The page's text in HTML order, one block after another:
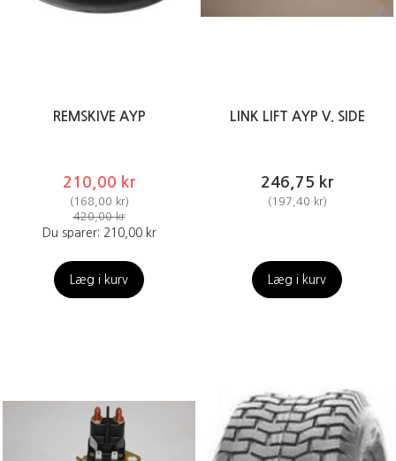
REMSKIVE AYP
210,00 kr
(168,00 kr)
420,00 kr
Du sparer: 210,00 kr
Læg i kurv
LINK LIFT AYP V. SIDE
246,75 kr
(197,40 kr)
Læg i kurv